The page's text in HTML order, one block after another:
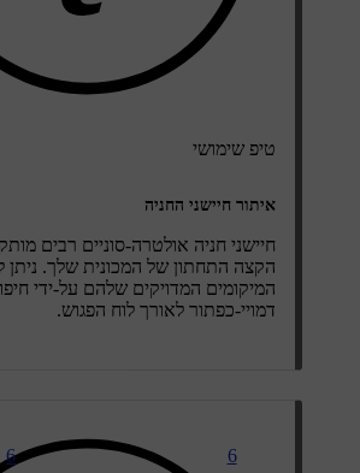
6 6
טיפ שימושי
איתור חיישני החניה
חיישני חניה אולטרה-סוניים רבים
הקצה התחתון של המכונית שלך.
המיקומים המדויקים שלהם על-ידי
דמויי-כפתור לאורך לוח הפגוש.